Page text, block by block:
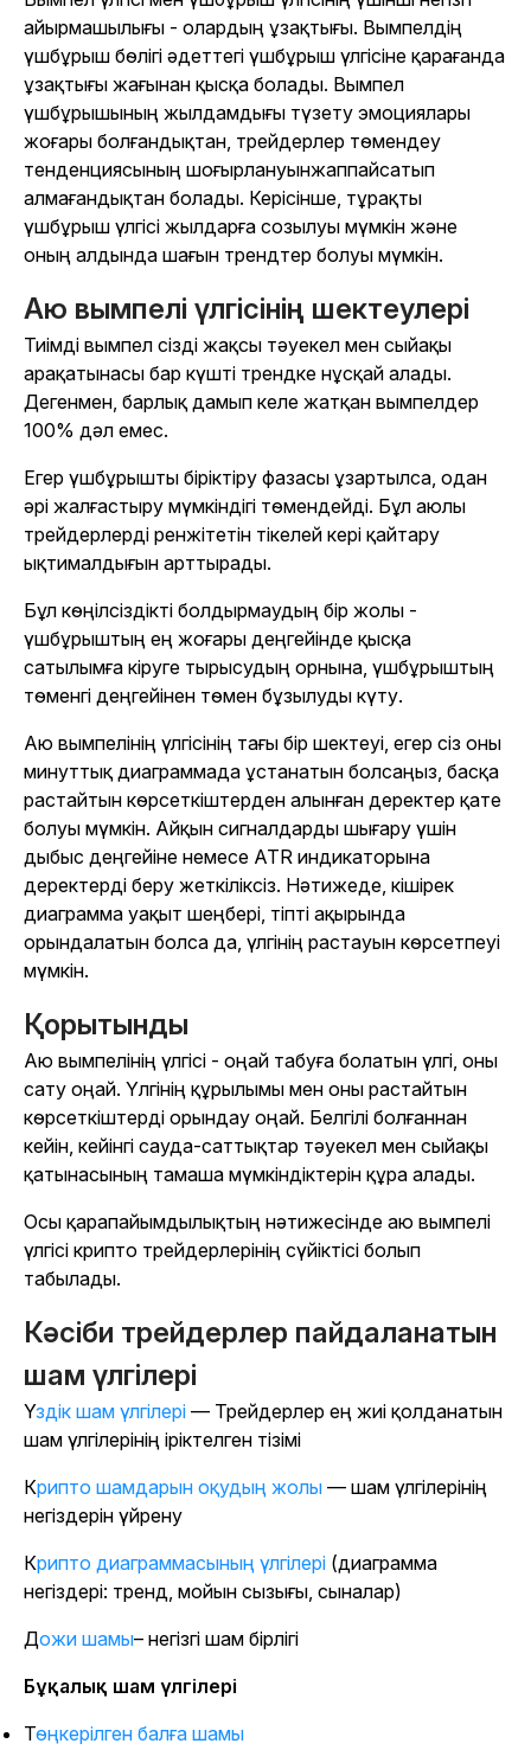
айырмашылығы - олардың ұзақтығы. Вымпелдің
үшбұрыш бөлігі әдеттегі үшбұрыш үлгісіне қарағанда
ұзақтығы жағынан қысқа болады. Вымпел
үшбұрышының жылдамдығы түзету эмоциялары
жоғары болғандықтан, трейдерлер төмендеу
тенденциясының шоғырлануынжаппайсатып
алмағандықтан болады. Керісінше, тұрақты
үшбұрыш үлгісі жылдарға созылуы мүмкін және
оның алдында шағын трендтер болуы мүмкін.
Аю вымпелі үлгісінің шектеулері
Тиімді вымпел сізді жақсы тәуекел мен сыйақы
арақатынасы бар күшті трендке нұсқай алады.
Дегенмен, барлық дамып келе жатқан вымпелдер
100% дәл емес.
Егер үшбұрышты біріктіру фазасы ұзартылса, одан
әрі жалғастыру мүмкіндігі төмендейді. Бұл аюлы
трейдерлерді ренжітетін тікелей кері қайтару
ықтималдығын арттырады.
Бұл көңілсіздікті болдырмаудың бір жолы -
үшбұрыштың ең жоғары деңгейінде қысқа
сатылымға кіруге тырысудың орнына, үшбұрыштың
төменгі деңгейінен төмен бұзылуды күту.
Аю вымпелінің үлгісінің тағы бір шектеуі, егер сіз оны
минуттық диаграммада ұстанатын болсаңыз, басқа
растайтын көрсеткіштерден алынған деректер қате
болуы мүмкін. Айқын сигналдарды шығару үшін
дыбыс деңгейіне немесе ATR индикаторына
деректерді беру жеткіліксіз. Нәтижеде, кішірек
диаграмма уақыт шеңбері, тіпті ақырында
орындалатын болса да, үлгінің растауын көрсетпеуі
мүмкін.
Қорытынды
Аю вымпелінің үлгісі - оңай табуға болатын үлгі, оны
сату оңай. Үлгінің құрылымы мен оны растайтын
көрсеткіштерді орындау оңай. Белгілі болғаннан
кейін, кейінгі сауда-саттықтар тәуекел мен сыйақы
қатынасының тамаша мүмкіндіктерін құра алады.
Осы қарапайымдылықтың нәтижесінде аю вымпелі
үлгісі крипто трейдерлерінің сүйіктісі болып
табылады.
Кәсіби трейдерлер пайдаланатын
шам үлгілері
Үздік шам үлгілері — Трейдерлер ең жиі қолданатын
шам үлгілерінің іріктелген тізімі
Крипто шамдарын оқудың жолы — шам үлгілерінің
негіздерін үйрену
Крипто диаграммасының үлгілері (диаграмма
негіздері: тренд, мойын сызығы, сыналар)
Дожи шамы– негізгі шам бірлігі
Бұқалық шам үлгілері
Төңкерілген балға шамы